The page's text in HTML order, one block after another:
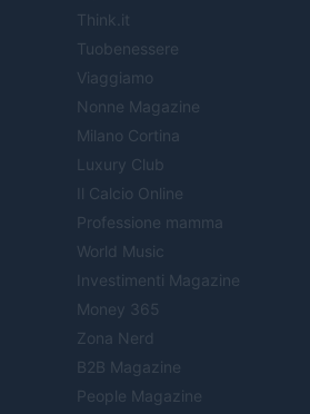
Think.it
Tuobenessere
Viaggiamo
Nonne Magazine
Milano Cortina
Luxury Club
Il Calcio Online
Professione mamma
World Music
Investimenti Magazine
Money 365
Zona Nerd
B2B Magazine
People Magazine